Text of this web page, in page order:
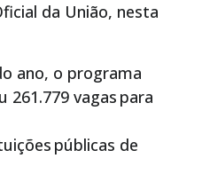
da União, nesta
ano, o programa
261.779 vagas para
públicas de